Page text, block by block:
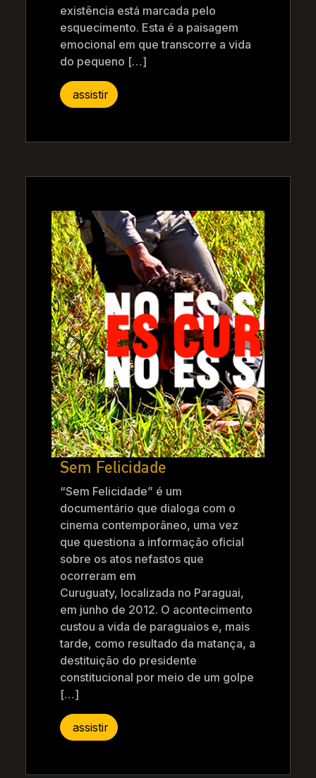
existência está marcada pelo
esquecimento. Esta é a paisagem
emocional em que transcorre a vida
do pequeno […]
assistir
Sem Felicidade
“Sem Felicidade” é um
documentário que dialoga com o
cinema contemporâneo, uma vez
que questiona a informação oficial
sobre os atos nefastos que
ocorreram em
Curuguaty, localizada no Paraguai,
em junho de 2012. O acontecimento
custou a vida de paraguaios e, mais
tarde, como resultado da matança, a
destituição do presidente
constitucional por meio de um golpe
[…]
assistir